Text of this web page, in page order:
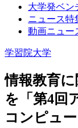
大学発ベン
ニュース特
動画ニュー
学習院大学
情報教育
を「第4回
コンピュ